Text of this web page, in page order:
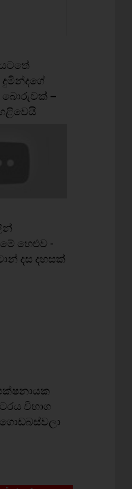
යටතේ
බොරුවක් –
හෙළුව -
දස දහසක්
විභාග